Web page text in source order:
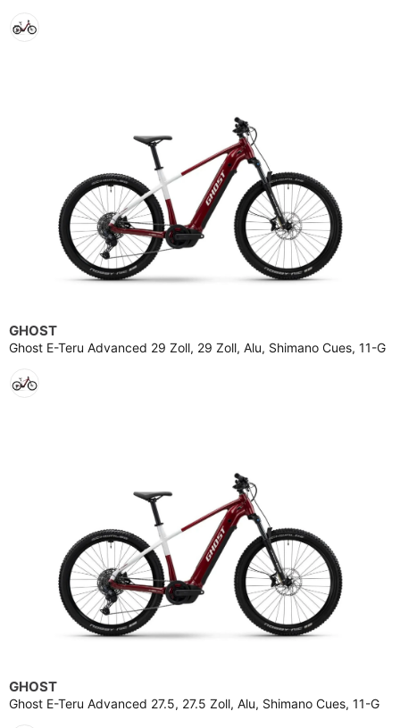
GHOST
Ghost E-Teru Advanced 29 Zoll, 29 Zoll, Alu, Shimano Cues, 11-G
GHOST
Ghost E-Teru Advanced 27.5, 27.5 Zoll, Alu, Shimano Cues, 11-G